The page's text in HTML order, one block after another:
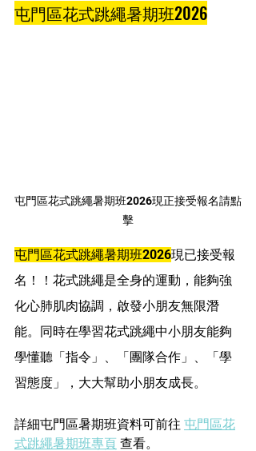
屯門區花式跳繩暑期班2026
屯門區花式跳繩暑期班2026現正接受報名請點
擊
屯門區花式跳繩暑期班2026現已接受報
名！！花式跳繩是全身的運動，能夠強
化心肺肌肉協調，啟發小朋友無限潛
能。同時在學習花式跳繩中小朋友能夠
學懂聽「指令」、「團隊合作」、「學
習態度」，大大幫助小朋友成長。
詳細屯門區暑期班資料可前往 屯門區花
式跳繩暑期班專頁 查看。